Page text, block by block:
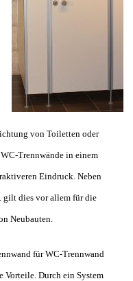
von Toiletten oder
Trennwände in einem
Eindruck. Neben
gilt dies vor allem für die
Neubauten.
für WC-Trennwand
Vorteile. Durch ein System